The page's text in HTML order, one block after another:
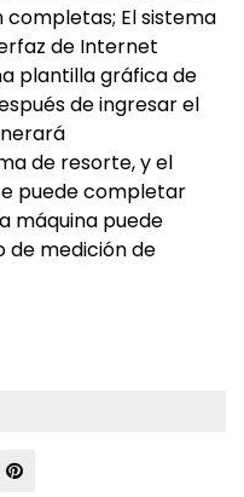
El sistema
de Internet
plantilla gráfica de
de ingresar el
de resorte, y el
puede completar
máquina puede
de medición de